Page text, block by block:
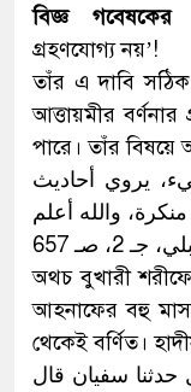
বিজ্ঞ গবেষকের
গ্রহণযোগ্য নয়’!
তাঁর এ দাবি সঠিক
আত্তায়মীর বর্ণনার
পারে। তাঁর
يروي أحاديث
صـ 657
অথচ বুখারী
আহনাফের বহু
থেকেই বর্ণিত।
حدثنا سفيان قال